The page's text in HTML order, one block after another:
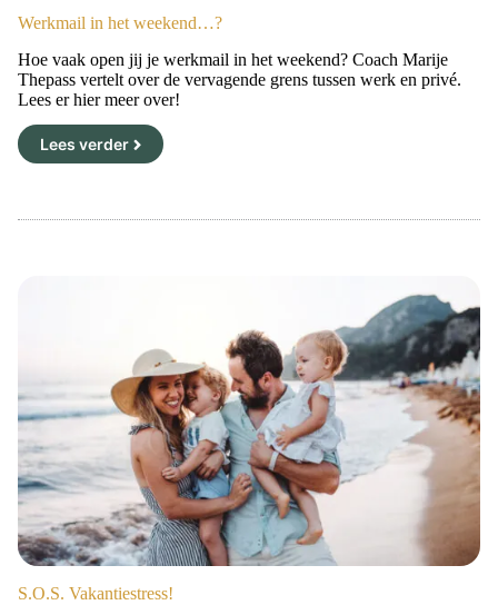
Werkmail in het weekend…?
Hoe vaak open jij je werkmail in het weekend? Coach Marije
Thepass vertelt over de vervagende grens tussen werk en privé.
Lees er hier meer over!
Lees verder
S.O.S. Vakantiestress!